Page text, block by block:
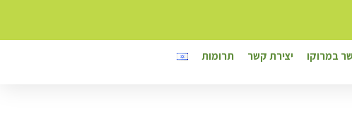
במרוקו יצירת קשר תרומות